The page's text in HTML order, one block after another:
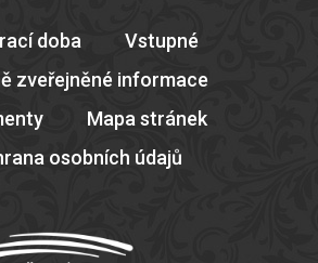
doba
Vstupné
zveřejněné informace
Mapa stránek
osobních údajů